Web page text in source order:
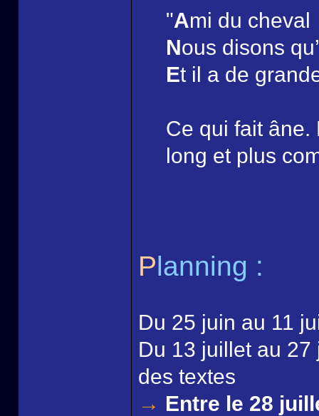
"Ami du cheval
Nous disons
Et il a de
Ce qui fait âne.
long et plus
Planning :
Du 25 juin au 11
Du 13 juillet au
des textes
→ Entre le 28